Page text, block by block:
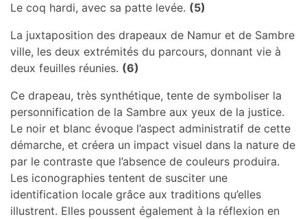
Le coq hardi, avec sa patte levée. (5)
La juxtaposition des drapeaux de Namur et de Sambre
ville, les deux extrémités du parcours, donnant vie à
deux feuilles réunies. (6)
Ce drapeau, très synthétique, tente de symboliser la
personnification de la Sambre aux yeux de la justice.
Le noir et blanc évoque l’aspect administratif de cette
démarche, et créera un impact visuel dans la nature de
par le contraste que l’absence de couleurs produira.
Les iconographies tentent de susciter une
identification locale grâce aux traditions qu’elles
illustrent. Elles poussent également à la réflexion en